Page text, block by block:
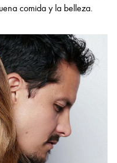
comida y la belleza.